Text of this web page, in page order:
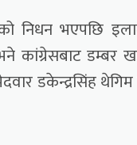
निधन भएपछि
डम्बर
डकेन्द्रसिंह थेगिम